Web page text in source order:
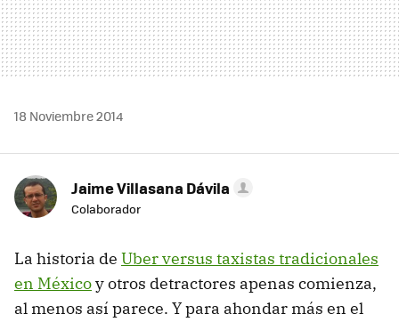
18 Noviembre 2014
Jaime Villasana Dávila
Colaborador
La historia de Uber versus taxistas tradicionales
en Méxicoy otros detractores apenas comienza,
al menos así parece. Y para ahondar más en el